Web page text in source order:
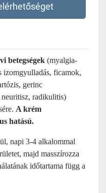
betegségek (myalgia-
ficamok,
gerinc
neuritisz, radikulitis)
A krém
hatású.
napi 3-4 alkalommal
majd masszírozza
időtartama függ a